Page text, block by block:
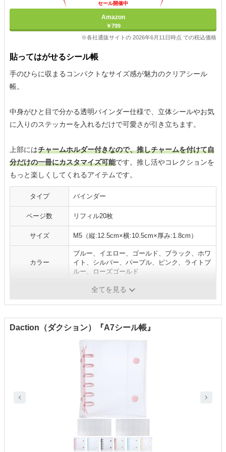
セール開催中
Amazon
￥799
※各社通販サイトの 2026年6月11日時点 での税込価格
貼ってはがせるシール帳
手のひらに収まるコンパクトなサイズ感が魅力のクリアシール
帳。
中身がひと目で分かる透明バインダー仕様で、立体シールやお気
に入りのステッカーを入れるだけで可愛さが引き立ちます。
上部にはチャームホルダー付きなので、推しチャームを付けて自
分だけの一冊にカスタマイズ可能です。推し活やコレクションを
もっと楽しくしてくれるアイテムです。
タイプ バインダー
ページ数 リフィル20枚
サイズ M5（縦:12.5cm×横:10.5cm×厚み:1.8cm）
カラー
ブルー、イエロー、ゴールド、ブラック、ホワ
イト、シルバー、パープル、ピンク、ライトブ
ルー、ローズゴールド
R.D.A.全てを見る
Daction（ダクション）『A7シール帳』